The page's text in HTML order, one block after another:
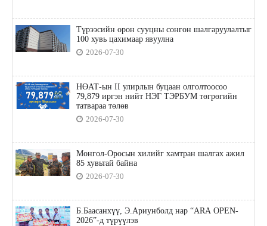
Түрээсийн орон сууцны сонгон шалгаруулалтыг
100 хувь цахимаар явуулна
2026-07-30
НӨАТ-ын II улирлын буцаан олголтоосоо
79,879 иргэн нийт НЭГ ТЭРБУМ төгрөгийн
татвараа төлөв
2026-07-30
Монгол-Оросын хилийг хамтран шалгах ажил
85 хувьтай байна
2026-07-30
Б.Баасанхүү, Э.Ариунболд нар “ARA OPEN-
2026”-д түрүүлэв